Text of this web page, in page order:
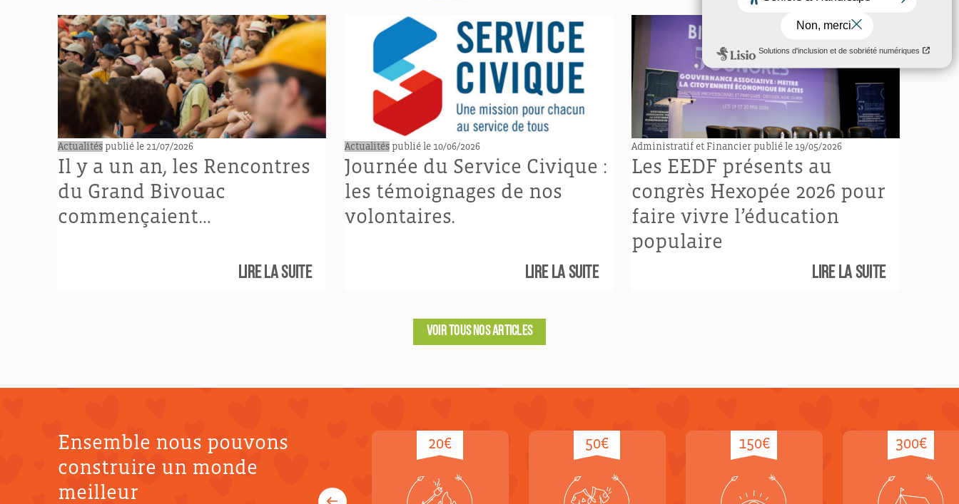
Actualitéspublié le 21/07/2026
Il y a un an, les Rencontres
du Grand Bivouac
commençaient…
Lire la suite
Actualitéspublié le 10/06/2026
Journée du Service Civique :
les témoignages de nos
volontaires.
Lire la suite
Administratif et Financier publié le 19/05/2026
Les EEDF présents au
congrès Hexopée 2026 pour
faire vivre l’éducation
populaire
Lire la suite
VOIR TOUS NOS ARTICLES
Ensemble nous pouvons
construire un monde
meilleur
20€ 50€ 150€ 300€